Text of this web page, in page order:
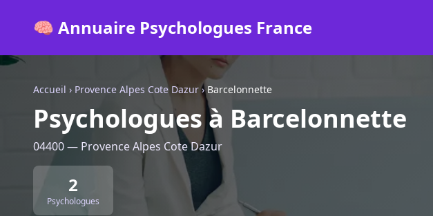
🧠 Annuaire Psychologues France
Accueil › Provence Alpes Cote Dazur›Barcelonnette
Psychologues à Barcelonnette
04400 — Provence Alpes Cote Dazur
2
Psychologues